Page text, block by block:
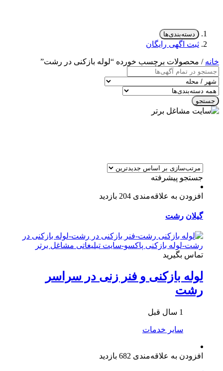
دسته‌بندی‌ها
ثبت اگهی رایگان
خانه / محصولات برچسب خورده “لوله بازکنی در رشت”
جستجو
جستجو پیشرفته
افزودن به علاقه‌مندی 204 بازدید
گیلان رشت
تماس بگیرید
لوله بازکنی و فنر زنی در سراسر
رشت
1 سال قبل
سایر خدمات
افزودن به علاقه‌مندی 682 بازدید